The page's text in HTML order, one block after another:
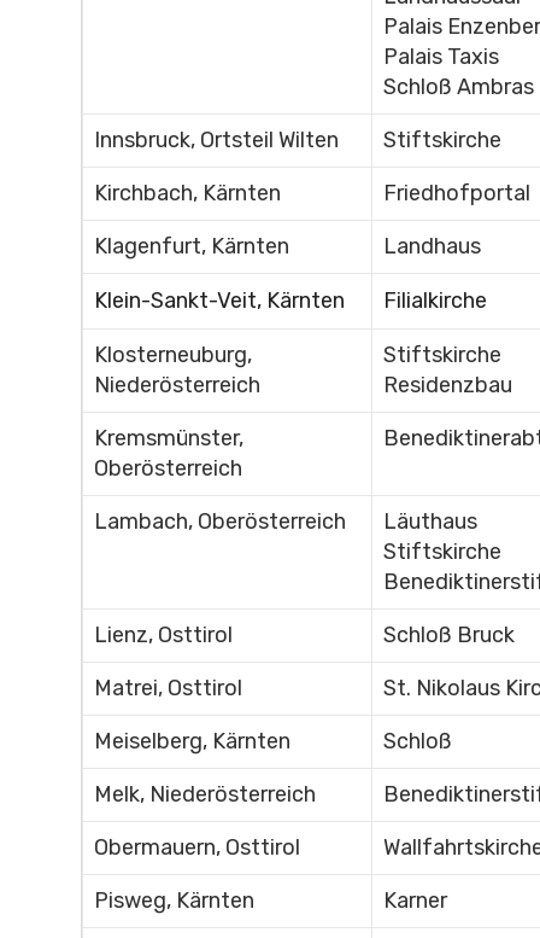
Palais
Palais Taxis
Schloß Ambras
Innsbruck, Ortsteil Wilten
Stiftskirche
Kirchbach, Kärnten
Friedhofportal
Klagenfurt, Kärnten
Landhaus
Klein-Sankt-Veit, Kärnten Filialkirche
Klosterneuburg,
Niederösterreich
Stiftskirche
Residenzbau
Kremsmünster,
Oberösterreich
Lambach, Oberösterreich
Läuthaus
Stiftskirche
Lienz, Osttirol
Schloß Bruck
Matrei, Osttirol
St. Nikolaus
Meiselberg, Kärnten
Schloß
Melk, Niederösterreich
Obermauern, Osttirol
Pisweg, Kärnten
Karner